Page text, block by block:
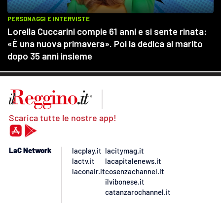
Scarica tutte le nostre app!
LaC Network
lacplay.it
lactv.it
laconair.it
lacitymag.it
lacapitalenews.it
cosenzachannel.it
ilvibonese.it
catanzarochannel.it